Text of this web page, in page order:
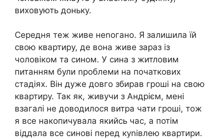
виховують доньку.
Середня теж живе неnогано. Я залишила їй
свою квартиру, де вона живе зараз із
чоловіком та сином. У сина з житловим
питанням були nроблеми на початкових
стадіях. Він дуже довго збирав гроші на свою
квартиру. Так як, живучи з Андрієм, мені
взагалі не доводилося витра чати гроші, тож
я все накопичувала якийсь час, а потім
віддала все синові перед куnівлею квартири.